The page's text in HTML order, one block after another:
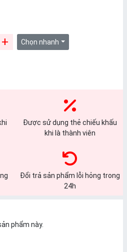
+ Chọn nhanh
Được sử dụng thẻ chiếu khấu
khi là thành viên
Đổi trả sản phẩm lỗi hỏng trong
24h
phẩm này.